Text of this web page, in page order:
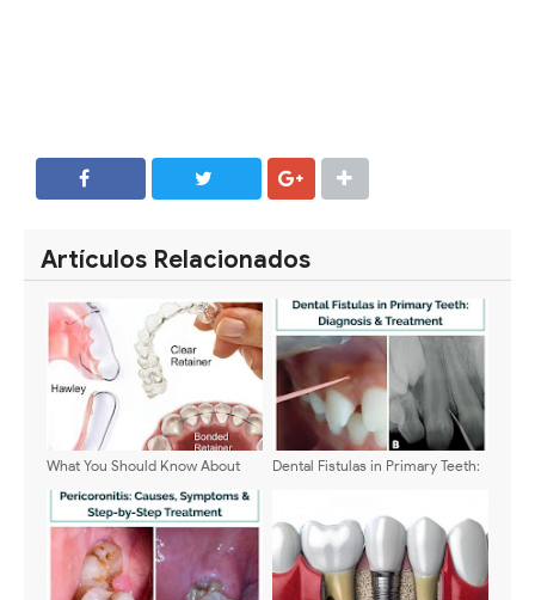
Artículos Relacionados
What You Should Know About
Dental Fistulas in Primary Teeth: